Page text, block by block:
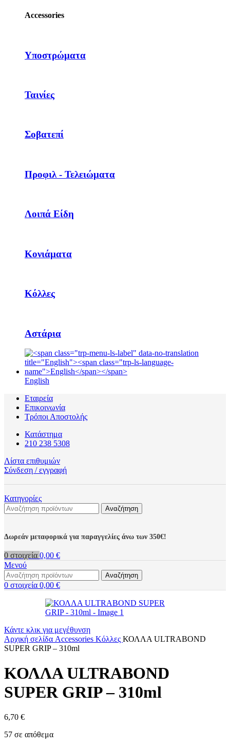
Accessories
Υποστρώματα
Ταινίες
Σοβατεπί
Προφιλ - Τελειώματα
Λοιπά Είδη
Κονιάματα
Κόλλες
Αστάρια
English
Εταιρεία
Επικοινωνία
Τρόποι Αποστολής
Κατάστημα
210 238 5308
Λίστα επιθυμιών
Σύνδεση / εγγραφή
Κατηγορίες
Αναζήτηση
Δωρεάν μεταφορικά για παραγγελίες άνω των 350€!
0 στοιχεία 0,00 €
Μενού
Αναζήτηση
0 στοιχεία 0,00 €
Κάντε κλικ για μεγέθυνση
Αρχική σελίδα Accessories Κόλλες ΚΟΛΛΑ ULTRABOND
SUPER GRIP – 310ml
ΚΟΛΛΑ ULTRABOND
SUPER GRIP – 310ml
6,70 €
57 σε απόθεμα